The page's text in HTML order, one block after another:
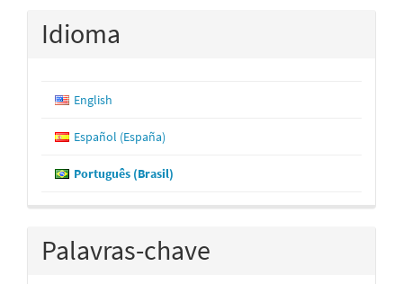
Idioma
English
Español (España)
Português (Brasil)
Palavras-chave